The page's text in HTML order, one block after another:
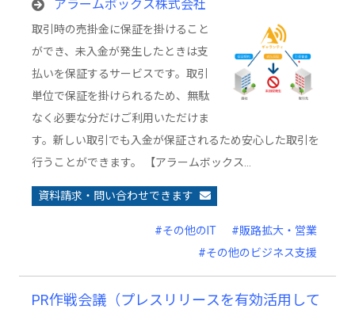
アラームボックス株式会社
取引時の売掛金に保証を掛けること
ができ、未入金が発生したときは支
払いを保証するサービスです。取引
単位で保証を掛けられるため、無駄
なく必要な分だけご利用いただけま
す。新しい取引でも入金が保証されるため安心した取引を
行うことができます。 【アラームボックス…
資料請求・問い合わせできます
#その他のIT
#販路拡大・営業
#その他のビジネス支援
PR作戦会議（プレスリリースを有効活用して